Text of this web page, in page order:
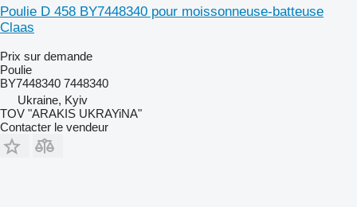
Poulie D 458 BY7448340 pour moissonneuse-batteuse
Claas
Prix sur demande
Poulie
BY7448340 7448340
Ukraine, Kyiv
TOV "ARAKIS UKRAYiNA"
Contacter le vendeur